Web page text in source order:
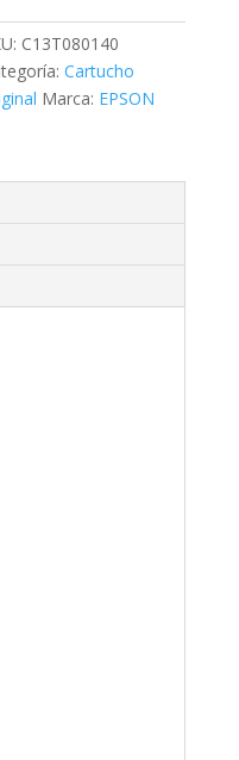
C13T080140
Cartucho
Marca: EPSON